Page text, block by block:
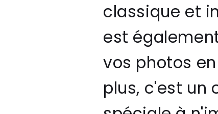
classique et
est
vos photos
plus, c'est un